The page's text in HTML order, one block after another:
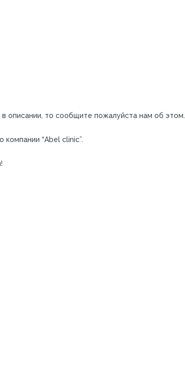
описании, то сообщите пожалуйста нам об этом.
компании “Abel clinic”.